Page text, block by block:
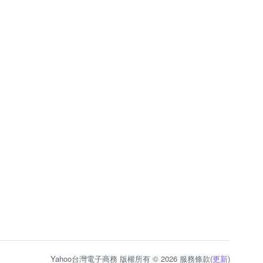
Yahoo台灣電子商務 版權所有 © 2026 服務條款(更新)